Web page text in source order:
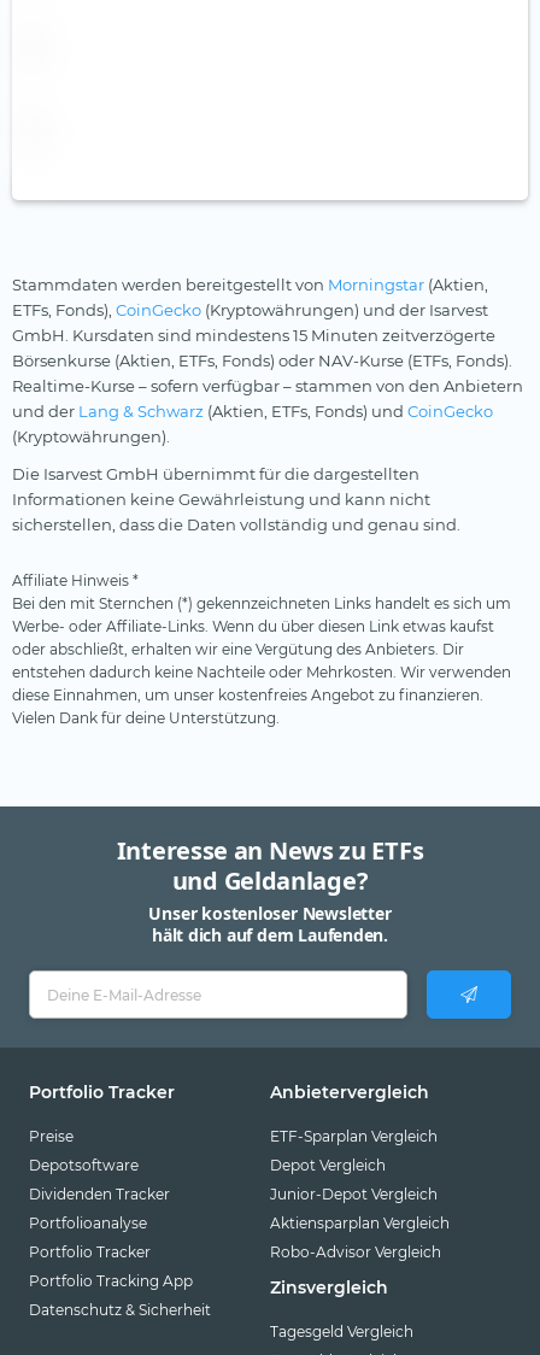
Robeco
Schroders
SEBA Bank
SocGen
State Street SPDR
Steelcoin
Tabula
Tobam
UBS
Valour
WisdomTree (1)
YourIndex
Stammdaten werden bereitgestellt von Morningstar (Aktien,
ETFs, Fonds), CoinGecko (Kryptowährungen) und der Isarvest
GmbH. Kursdaten sind mindestens 15 Minuten zeitverzögerte
Börsenkurse (Aktien, ETFs, Fonds) oder NAV-Kurse (ETFs, Fonds).
Realtime-Kurse – sofern verfügbar – stammen von den Anbietern
und der Lang & Schwarz (Aktien, ETFs, Fonds) und CoinGecko
(Kryptowährungen).
Die Isarvest GmbH übernimmt für die dargestellten
Informationen keine Gewährleistung und kann nicht
sicherstellen, dass die Daten vollständig und genau sind.
Affiliate Hinweis *
Bei den mit Sternchen (*) gekennzeichneten Links handelt es sich um
Werbe- oder Affiliate-Links. Wenn du über diesen Link etwas kaufst
oder abschließt, erhalten wir eine Vergütung des Anbieters. Dir
entstehen dadurch keine Nachteile oder Mehrkosten. Wir verwenden
diese Einnahmen, um unser kostenfreies Angebot zu finanzieren.
Vielen Dank für deine Unterstützung.
Interesse an News zu ETFs
und Geldanlage?
Unser kostenloser Newsletter
hält dich auf dem Laufenden.
Portfolio Tracker
Preise
Depotsoftware
Dividenden Tracker
Portfolioanalyse
Portfolio Tracker
Portfolio Tracking App
Datenschutz & Sicherheit
Anbietervergleich
ETF-Sparplan Vergleich
Depot Vergleich
Junior-Depot Vergleich
Aktiensparplan Vergleich
Robo-Advisor Vergleich
Zinsvergleich
Tagesgeld Vergleich